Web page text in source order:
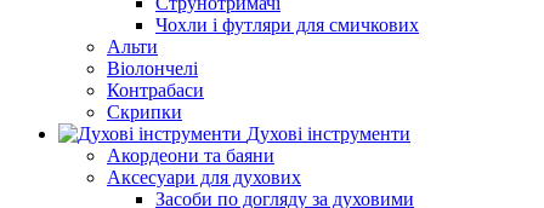
Чохли і футляри для смичкових
Альти
Віолончелі
Контрабаси
Скрипки
Духові інструменти
Акордеони та баяни
Аксесуари для духових
Засоби по догляду за духовими